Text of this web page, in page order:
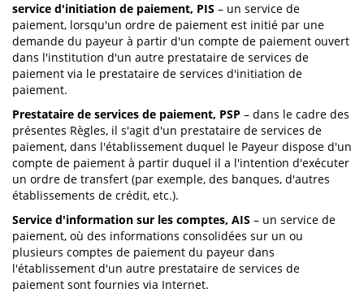
service d'initiation de paiement, PIS – un service de
paiement, lorsqu'un ordre de paiement est initié par une
demande du payeur à partir d'un compte de paiement ouvert
dans l'institution d'un autre prestataire de services de
paiement via le prestataire de services d'initiation de
paiement.
Prestataire de services de paiement, PSP – dans le cadre des
présentes Règles, il s'agit d'un prestataire de services de
paiement, dans l'établissement duquel le Payeur dispose d'un
compte de paiement à partir duquel il a l'intention d'exécuter
un ordre de transfert (par exemple, des banques, d'autres
établissements de crédit, etc.).
Service d'information sur les comptes, AIS – un service de
paiement, où des informations consolidées sur un ou
plusieurs comptes de paiement du payeur dans
l'établissement d'un autre prestataire de services de
paiement sont fournies via Internet.